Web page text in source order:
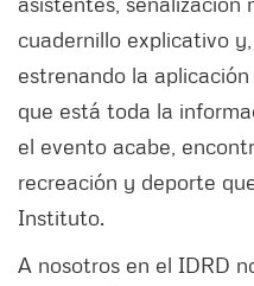
cuadernillo explicativo
estrenando la
que está toda la
el evento acabe,
recreación y deporte
Instituto.
A nosotros en el IDRD